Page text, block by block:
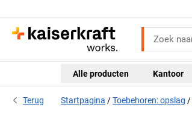
Alle producten Kantoor
Terug Startpagina Toebehoren: opslag